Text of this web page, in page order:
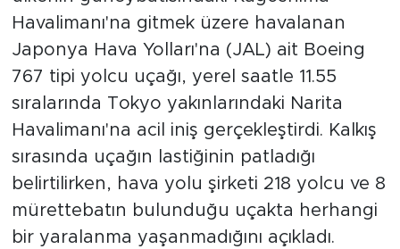
Havalimanı'na gitmek üzere havalanan
Japonya Hava Yolları'na (JAL) ait Boeing
767 tipi yolcu uçağı, yerel saatle 11.55
sıralarında Tokyo yakınlarındaki Narita
Havalimanı'na acil iniş gerçekleştirdi. Kalkış
sırasında uçağın lastiğinin patladığı
belirtilirken, hava yolu şirketi 218 yolcu ve 8
mürettebatın bulunduğu uçakta herhangi
bir yaralanma yaşanmadığını açıkladı.